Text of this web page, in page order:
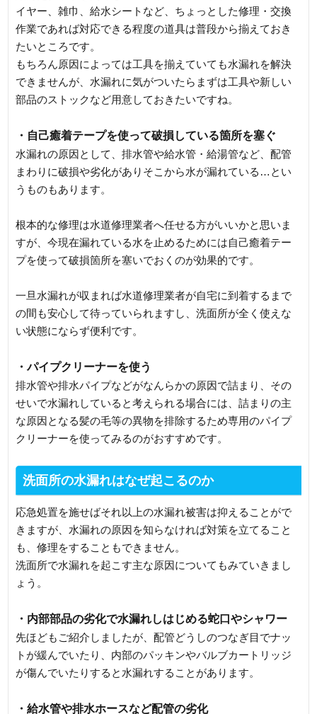
イヤー、雑巾、給水シートなど、ちょっとした修理・交換
作業であれば対応できる程度の道具は普段から揃えておき
たいところです。
もちろん原因によっては工具を揃えていても水漏れを解決
できませんが、水漏れに気がついたらまずは工具や新しい
部品のストックなど用意しておきたいですね。
・自己癒着テープを使って破損している箇所を塞ぐ
水漏れの原因として、排水管や給水管・給湯管など、配管
まわりに破損や劣化がありそこから水が漏れている…とい
うものもあります。
根本的な修理は水道修理業者へ任せる方がいいかと思いま
すが、今現在漏れている水を止めるためには自己癒着テー
プを使って破損箇所を塞いでおくのが効果的です。
一旦水漏れが収まれば水道修理業者が自宅に到着するまで
の間も安心して待っていられますし、洗面所が全く使えな
い状態にならず便利です。
・パイプクリーナーを使う
排水管や排水パイプなどがなんらかの原因で詰まり、その
せいで水漏れしていると考えられる場合には、詰まりの主
な原因となる髪の毛等の異物を排除するため専用のパイプ
クリーナーを使ってみるのがおすすめです。
洗面所の水漏れはなぜ起こるのか
応急処置を施せばそれ以上の水漏れ被害は抑えることがで
きますが、水漏れの原因を知らなければ対策を立てること
も、修理をすることもできません。
洗面所で水漏れを起こす主な原因についてもみていきまし
ょう。
・内部部品の劣化で水漏れしはじめる蛇口やシャワー
先ほどもご紹介しましたが、配管どうしのつなぎ目でナッ
トが緩んでいたり、内部のパッキンやバルブカートリッジ
が傷んでいたりすると水漏れすることがあります。
・給水管や排水ホースなど配管の劣化